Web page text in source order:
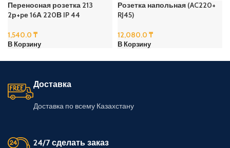
Переносная розетка 213
2р+pе 16А 220В IP 44
1,540.0 ₸
В Корзину
Розетка напольная (AC220+
RJ45)
12,080.0 ₸
В Корзину
Доставка
Доставка по всему Казахстану
24/7 сделать заказ